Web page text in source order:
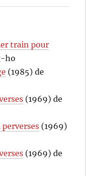
train pour
ho
(1985) de
(1969) de
perverses (1969)
(1969) de